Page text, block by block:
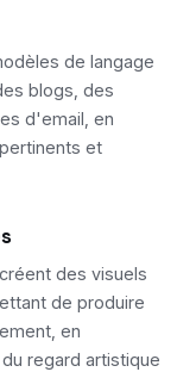
de langage
blogs, des
d'email, en
et
des visuels
de produire
en
regard artistique